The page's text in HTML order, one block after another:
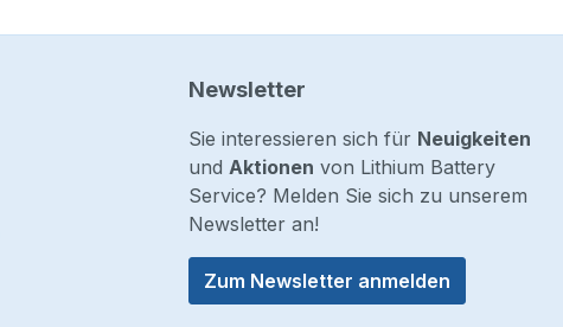
Newsletter
Sie interessieren sich für Neuigkeiten
und Aktionen von Lithium Battery
Service? Melden Sie sich zu unserem
Newsletter an!
Zum Newsletter anmelden